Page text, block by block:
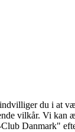
du i at
vilkår. Vi kan
Danmark"